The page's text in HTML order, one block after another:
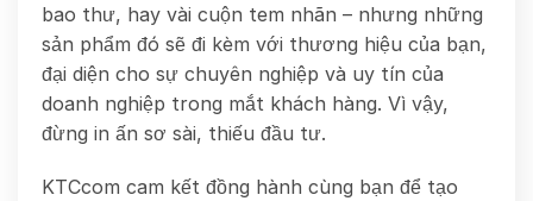
bao thư, hay vài cuộn tem nhãn – nhưng những
sản phẩm đó sẽ đi kèm với thương hiệu của bạn,
đại diện cho sự chuyên nghiệp và uy tín của
doanh nghiệp trong mắt khách hàng. Vì vậy,
đừng in ấn sơ sài, thiếu đầu tư.
KTCcom cam kết đồng hành cùng bạn để tạo